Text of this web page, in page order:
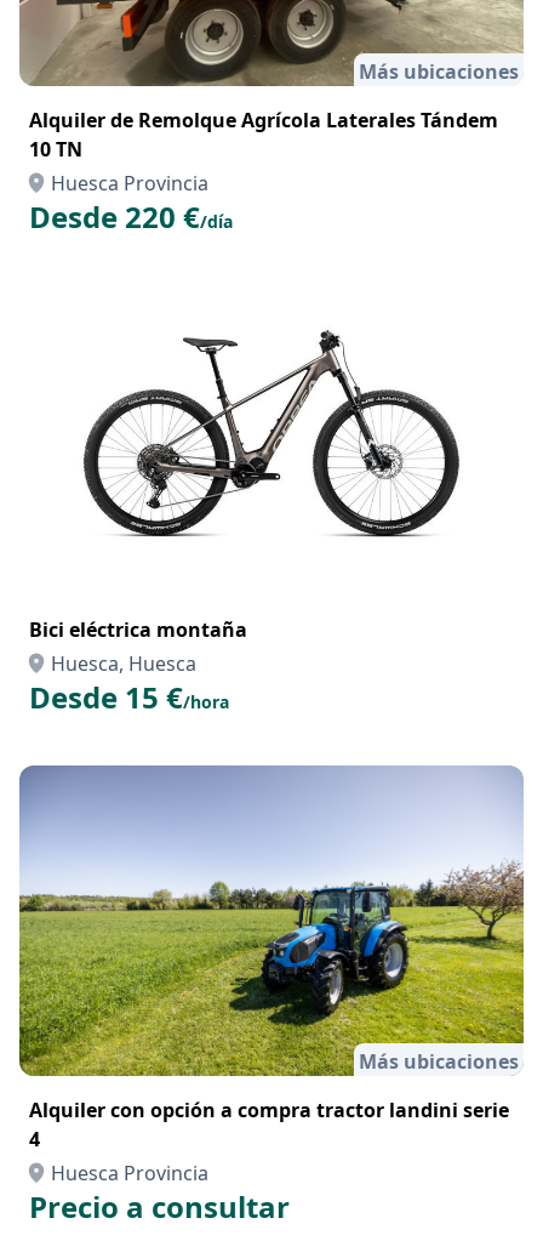
Más ubicaciones
Alquiler de Remolque Agrícola Laterales Tándem
10 TN
Huesca Provincia
Desde 220 €/día
Bici eléctrica montaña
Huesca, Huesca
Desde 15 €/hora
Más ubicaciones
Alquiler con opción a compra tractor landini serie
4
Huesca Provincia
Precio a consultar